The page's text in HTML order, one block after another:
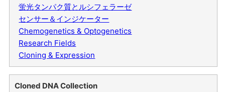
蛍光タンパク質とルシフェラーゼ
センサー＆インジケーター
Chemogenetics & Optogenetics
Research Fields
Cloning & Expression
Cloned DNA Collection